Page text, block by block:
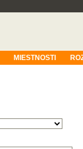
MIESTNOSTI